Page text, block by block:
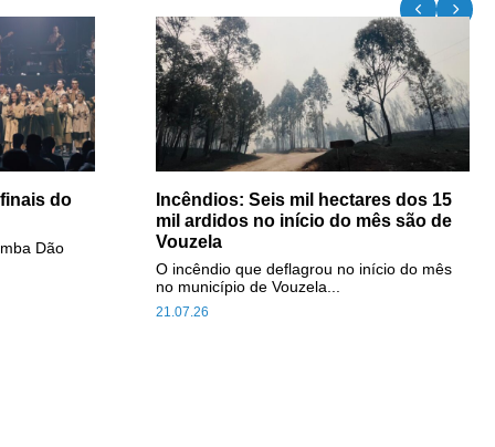
do
Dão
Incêndios: Seis mil hectares dos 15
mil ardidos no início do mês são de
Vouzela
21.07.26
O incêndio que deflagrou no início do mês
no município de Vouzela...